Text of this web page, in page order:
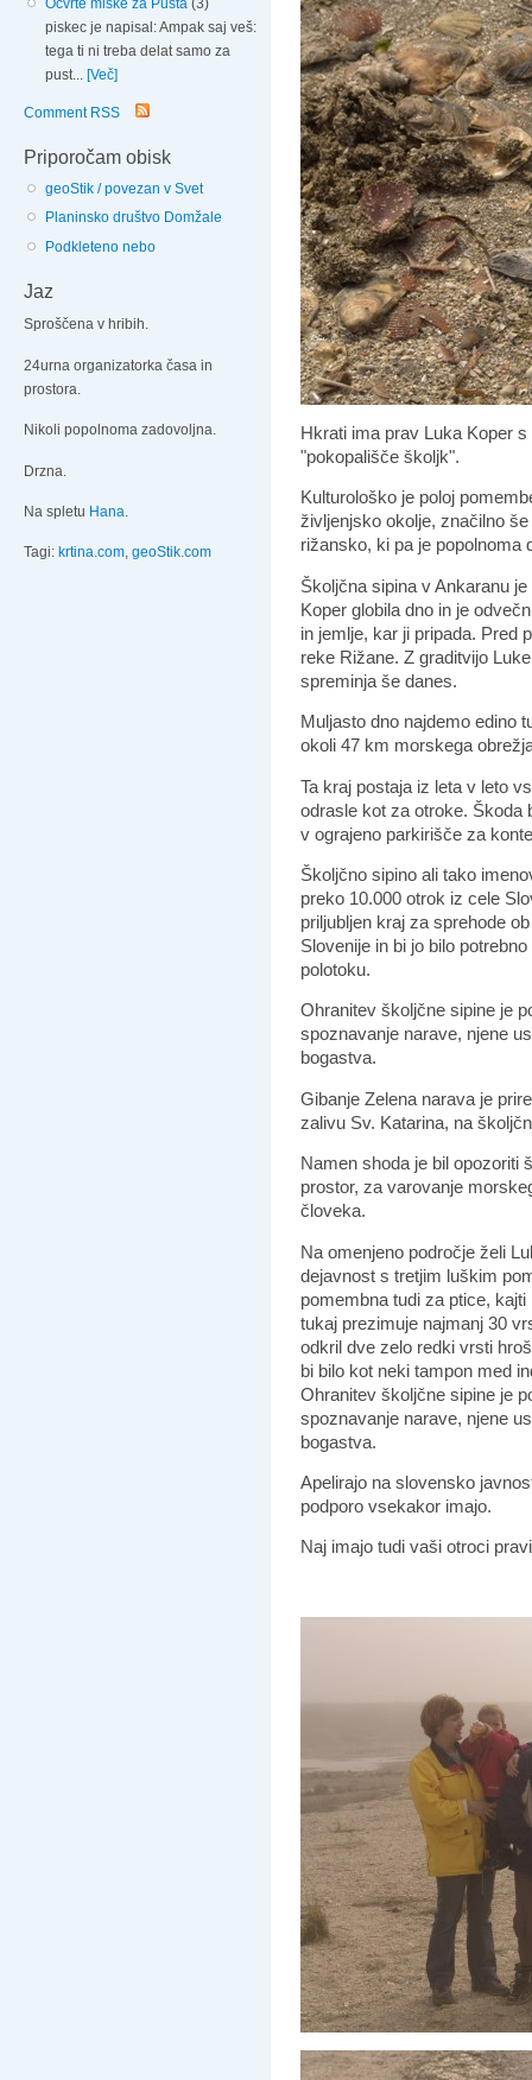
piskec je napisal: Ampak saj veš:
tega ti ni treba delat samo za
pust... [Več]
Comment RSS
Priporočam obisk
geoStik / povezan v Svet
Planinsko društvo Domžale
Podkleteno nebo
Jaz
Sproščena v hribih.
24urna organizatorka časa in
prostora.
Nikoli popolnoma zadovoljna.
Drzna.
Na spletu Hana.
Tagi: krtina.com, geoStik.com
Hkrati ima prav Luka Koper
"pokopališče školjk".
Kulturološko je poloj
življenjsko okolje, značilno
rižansko, ki pa je popolnoma
Školjčna sipina v Ankaranu
Koper globila dno in je
in jemlje, kar ji pripada. Pred
reke Rižane. Z graditvijo
spreminja še danes.
Muljasto dno najdemo edino
okoli 47 km morskega
Ta kraj postaja iz leta v leto
odrasle kot za otroke. Škoda
v ograjeno parkirišče za
Školjčno sipino ali tako
preko 10.000 otrok iz cele
priljubljen kraj za sprehode
Slovenije in bi jo bilo
polotoku.
Ohranitev školjčne sipine je
spoznavanje narave, njene
bogastva.
Gibanje Zelena narava je
zalivu Sv. Katarina, na
Namen shoda je bil opozoriti
prostor, za varovanje
človeka.
Na omenjeno področje želi
dejavnost s tretjim luškim
pomembna tudi za ptice,
tukaj prezimuje najmanj 30
odkril dve zelo redki vrsti
bi bilo kot neki tampon med
Ohranitev školjčne sipine je
spoznavanje narave, njene
bogastva.
Apelirajo na slovensko
podporo vsekakor imajo.
Naj imajo tudi vaši otroci